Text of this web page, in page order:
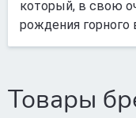
который, в свою
рождения горного
Товары